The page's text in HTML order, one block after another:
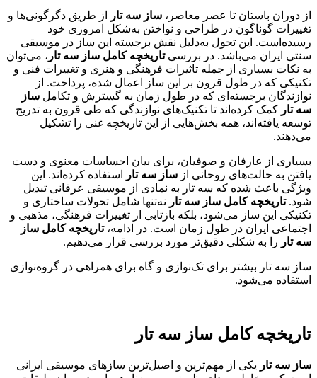
از دوران باستان تا عصر معاصر، ساز سه تار
از طریق دگرگونی‌ها و
تغییرات گوناگون در طراحی و نواختن به‌شکل امروزی خود
رسیده‌است. این تحول به‌دلیل نقش برجسته این ساز در موسیقی
سنتی ایران می‌باشد. در بررسیتاریخچه کامل ساز سه تار ، می‌توان
به نکات بسیاری از جمله تاثیرات فرهنگی و هنری و تغییرات فنی و
تکنیکی که در طول قرون بر این ساز اعمال شده، پرداخت. از
نوازندگان برجسته‌ای که در طول زمان به گسترش و تکامل ساز
سه تار کمک کرده‌اند تا تکنیک‌های نوازندگی که طی قرون به تدریج
توسعه یافته‌اند، همه بخش‌هایی از این تاریخچه غنی را تشکیل
می‌دهند.
بسیاری از عارفان و صوفیان، برای بیان احساسات معنوی و دست
یافتن به حالت‌های روحانی از ساز سه تار
استفاده کرده‌اند. این
ویژگی باعث شده که سه تار به نمادی از موسیقی عرفانی تبدیل
شود.تاریخچه کامل ساز سه تار نه‌تنها شامل تحولات ساختاری و
تکنیکی این ساز می‌شود، بلکه بازتابی از تغییرات فرهنگی، مذهبی و
اجتماعی ایران در طول زمان است. در ادامه،تاریخچه کامل ساز
سه تار را به شکلی دقیق‌تر مورد بررسی قرار می‌دهیم.
ساز سه تار بیشتر برای تک‌نوازی و گاه برای همراهی در گروه‌نوازی
استفاده می‌شود.
تاریخچه کامل ساز سه تار
ساز سه تار یکی از مهم‌ترین و اصیل‌ترین سازهای موسیقی ایرانی